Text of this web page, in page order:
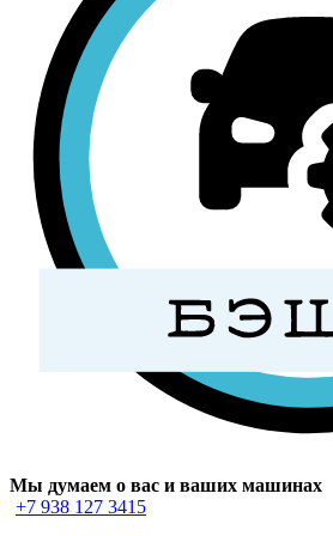
Мы думаем о вас и ваших машинах
+7 938 127 3415